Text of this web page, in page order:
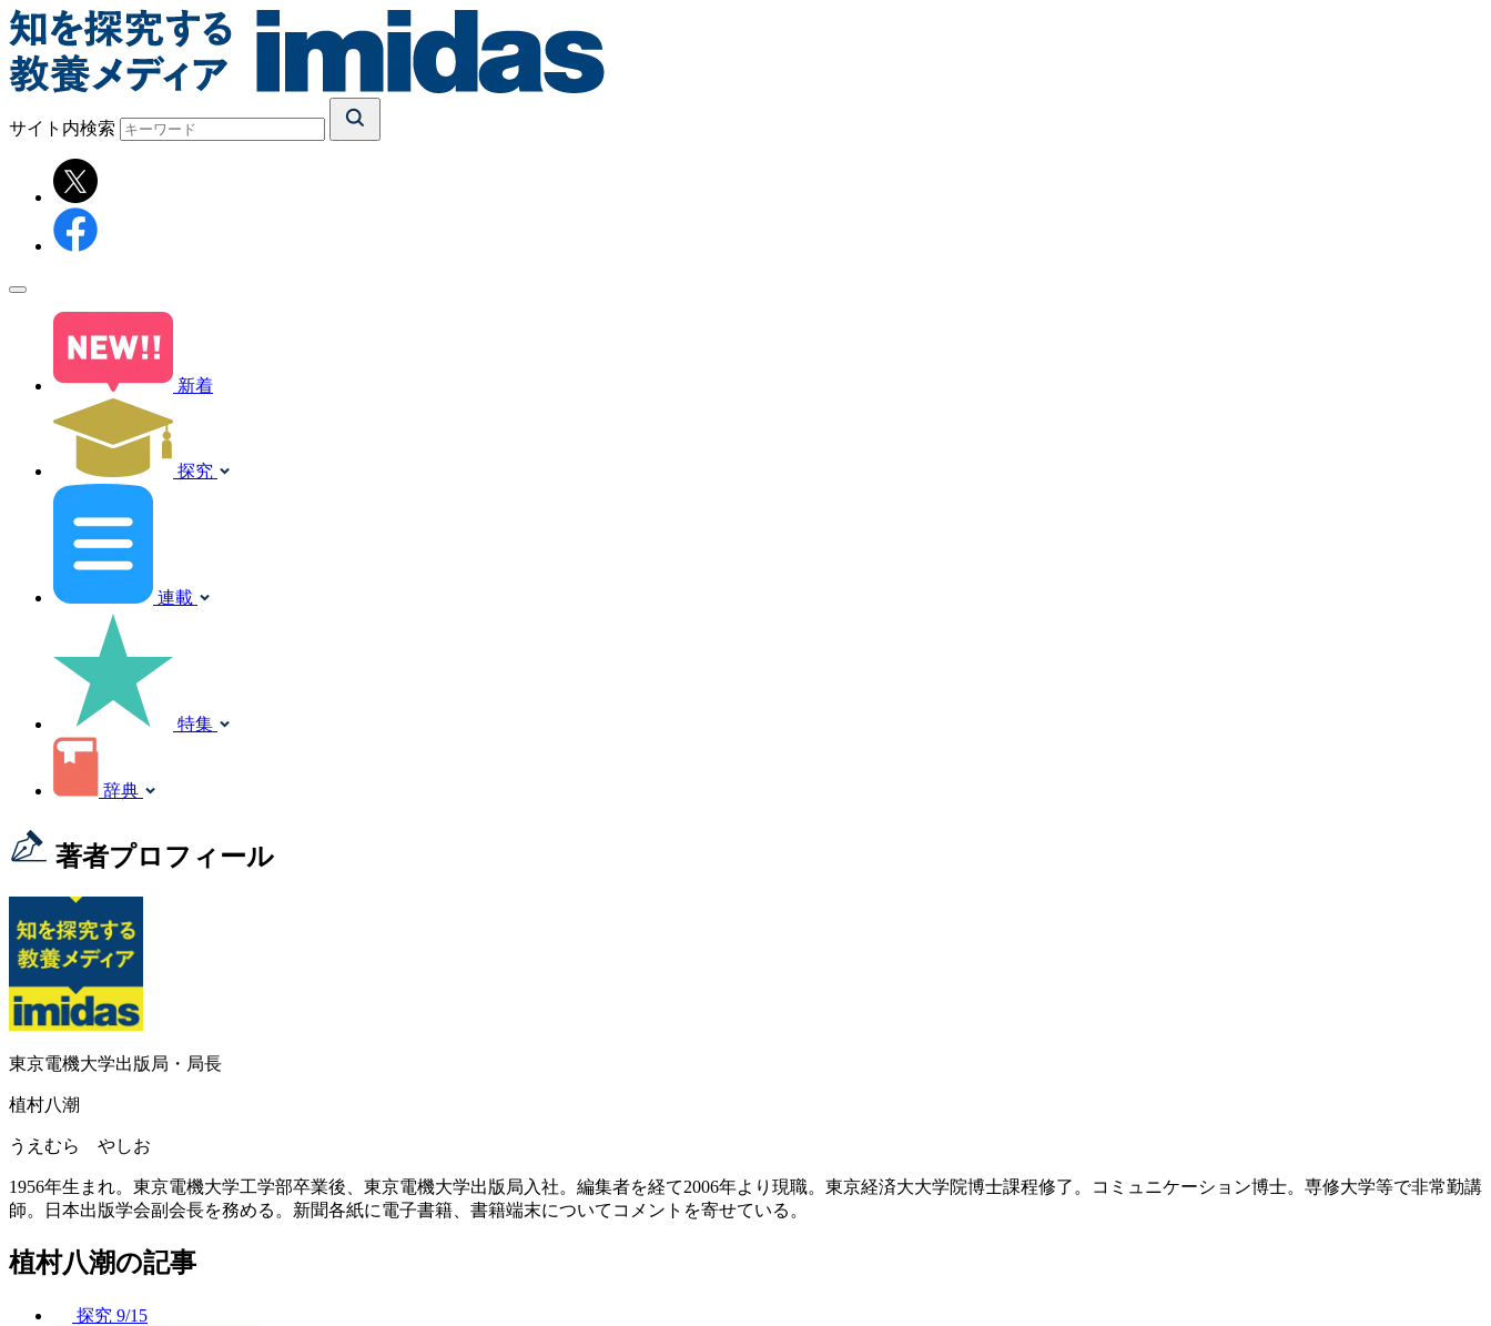
サイト内検索
新着
探究
連載
特集
辞典
著者プロフィール
東京電機大学出版局・局長
植村八潮
うえむら やしお
1956年生まれ。東京電機大学工学部卒業後、東京電機大学出版局入社。編集者を経て2006年より現職。東京経済大大学院博士課程修了。コミュニケーション博士。専修大学等で非常勤講
師。日本出版学会副会長を務める。新聞各紙に電子書籍、書籍端末についてコメントを寄せている。
植村八潮の記事
探究 9/15